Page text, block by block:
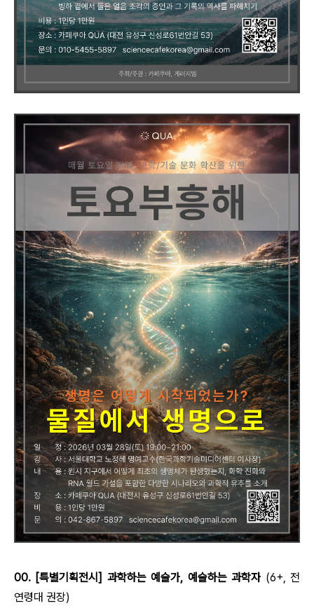
00. [특별기획전시] 과학하는 예술가, 예술하는 과학자 (6+, 전
연령대 권장)